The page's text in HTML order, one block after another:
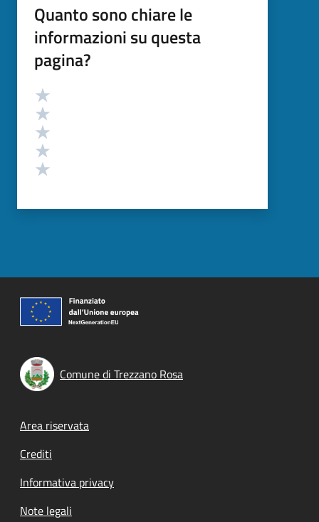
Quanto sono chiare le
informazioni su questa
pagina?
Valutazione
Comune di Trezzano Rosa
Footer menu
Area riservata
Crediti
Informativa privacy
Note legali